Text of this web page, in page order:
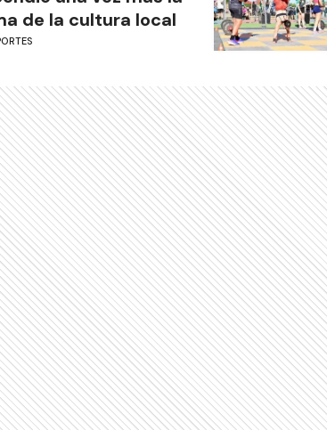
de la cultura local